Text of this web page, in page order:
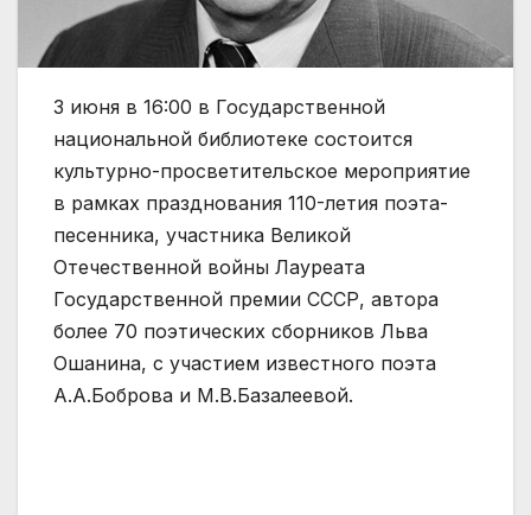
3 июня в 16:00 в Государственной
национальной библиотеке состоится
культурно-просветительское мероприятие
в рамках празднования 110-летия поэта-
песенника, участника Великой
Отечественной войны Лауреата
Государственной премии СССР, автора
более 70 поэтических сборников Льва
Ошанина, с участием известного поэта
А.А.Боброва и М.В.Базалеевой.